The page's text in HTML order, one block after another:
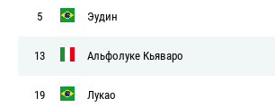
5 Эудин
13 Альфолуке Кьяваро
19 Лукао